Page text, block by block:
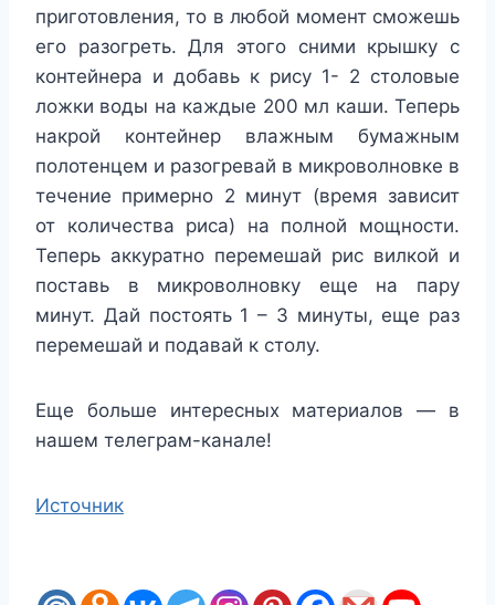
приготовления, то в любой момент сможешь
его разогреть. Для этого сними крышку с
контейнера и добавь к рису 1- 2 столовые
ложки воды на каждые 200 мл каши. Теперь
накрой контейнер влажным бумажным
полотенцем и разогревай в микроволновке в
течение примерно 2 минут (время зависит
от количества риса) на полной мощности.
Теперь аккуратно перемешай рис вилкой и
поставь в микроволновку еще на пару
минут. Дай постоять 1 – 3 минуты, еще раз
перемешай и подавай к столу.
Еще больше интересных материалов — в
нашем телеграм-канале!
Источник